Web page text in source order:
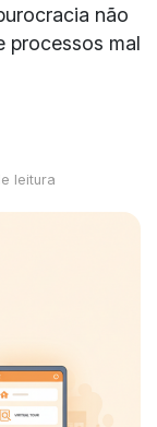
não
processos mal
leitura